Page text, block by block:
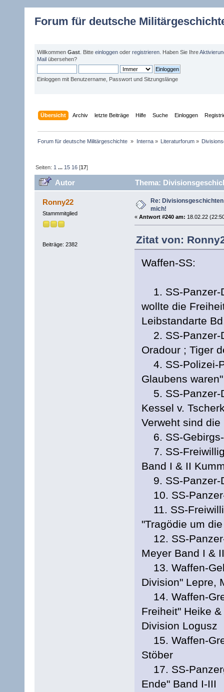
Forum für deutsche
Willkommen Gast . Bitte einloggen oder registrieren . Haben Sie Ihre
Mail übersehen?
Einloggen mit Benutzername, Passwort und Sitzungslänge
Übersicht Archiv letzte Beiträge Hilfe Suche Einloggen
Forum für deutsche Militärgeschichte » Interna» Literaturforum»
Seiten: 1 ... 15 16 [17]
Autor Thema:
Ronny22
Stammmitglied
Beiträge: 2382
Re:
mich!
« Antwort #240 am: 18.02.22
Zitat von:
Waffen-SS:
1. SS-Panzer-
wollte die
Leibstandarte
2. SS-Panzer-
Oradour ; Tiger
4. SS-Polizei-
Glaubens
5. SS-Panzer-
Kessel v.
Verweht sind die
6. SS-Gebirgs-
7. SS-
Band I & II
9. SS-Panzer-
10. SS-
11. SS-
"Tragödie um
12. SS-
Meyer Band I & II
13. Waffen-
Division" Lepre,
14. Waffen-
Freiheit" Heike
Division Logusz
15. Waffen-
Stöber
17. SS-
Ende" Band I-III